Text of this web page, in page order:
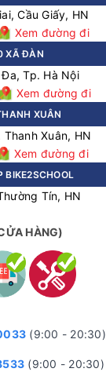
Cầu Giấy, HN
Xem đường đi
XÃ ĐÀN
Tp. Hà Nội
Xem đường đi
XUÂN
Xuân, HN
Xem đường đi
BIKE2SCHOOL
Tín, HN
HÀNG)
(9:00 - 20:30)
(9:00 - 20:30)